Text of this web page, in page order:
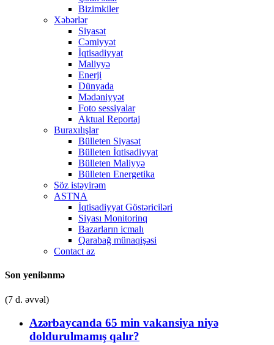
Bizimkiler
Xəbərlər
Siyasət
Cəmiyyət
İqtisadiyyat
Maliyyə
Enerji
Dünyada
Mədəniyyət
Foto sessiyalar
Aktual Reportaj
Buraxılışlar
Bülleten Siyasət
Bülleten İqtisadiyyat
Bülleten Maliyyə
Bülleten Energetika
Söz istəyirəm
ASTNA
İqtisadiyyat Göstəriciləri
Siyası Monitorinq
Bazarların icmalı
Qarabağ münaqişəsi
Contact az
Son yenilənmə
(7 d. əvvəl)
Azərbaycanda 65 min vakansiya niyə
doldurulmamış qalır?